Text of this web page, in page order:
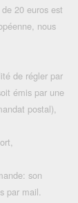
20 euros est
nous
de régler par
émis par une
postal),
son
par mail.